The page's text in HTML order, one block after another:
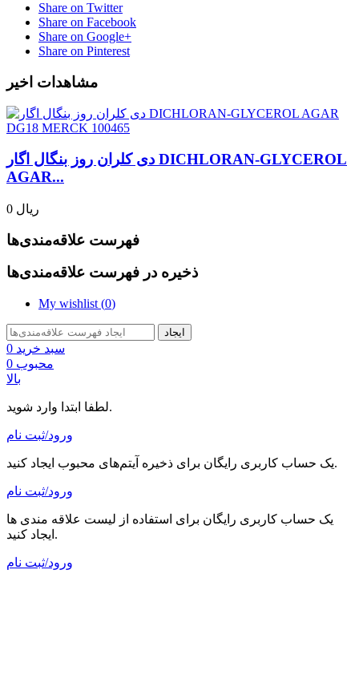
Share on Twitter
Share on Facebook
Share on Google+
Share on Pinterest
مشاهدات اخیر
دی کلران روز بنگال اگار DICHLORAN-GLYCEROL
AGAR...
0 ریال
فهرست علاقه‌مندی‌ها
ذخیره در فهرست علاقه‌مندی‌ها
My wishlist (0)
ایجاد
سبد خرید 0
محبوب 0
بالا
لطفا ابتدا وارد شوید.
ورود/ثبت نام
یک حساب کاربری رایگان برای ذخیره آیتم‌های محبوب ایجاد کنید.
ورود/ثبت نام
یک حساب کاربری رایگان برای استفاده از لیست علاقه مندی ها
ایجاد کنید.
ورود/ثبت نام